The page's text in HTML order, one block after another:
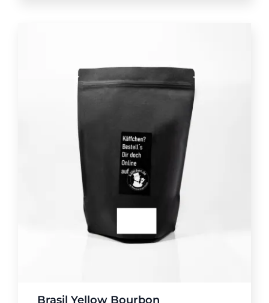
Brasil Yellow Bourbon